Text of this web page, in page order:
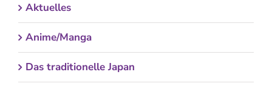
Aktuelles
Anime/Manga
Das traditionelle Japan